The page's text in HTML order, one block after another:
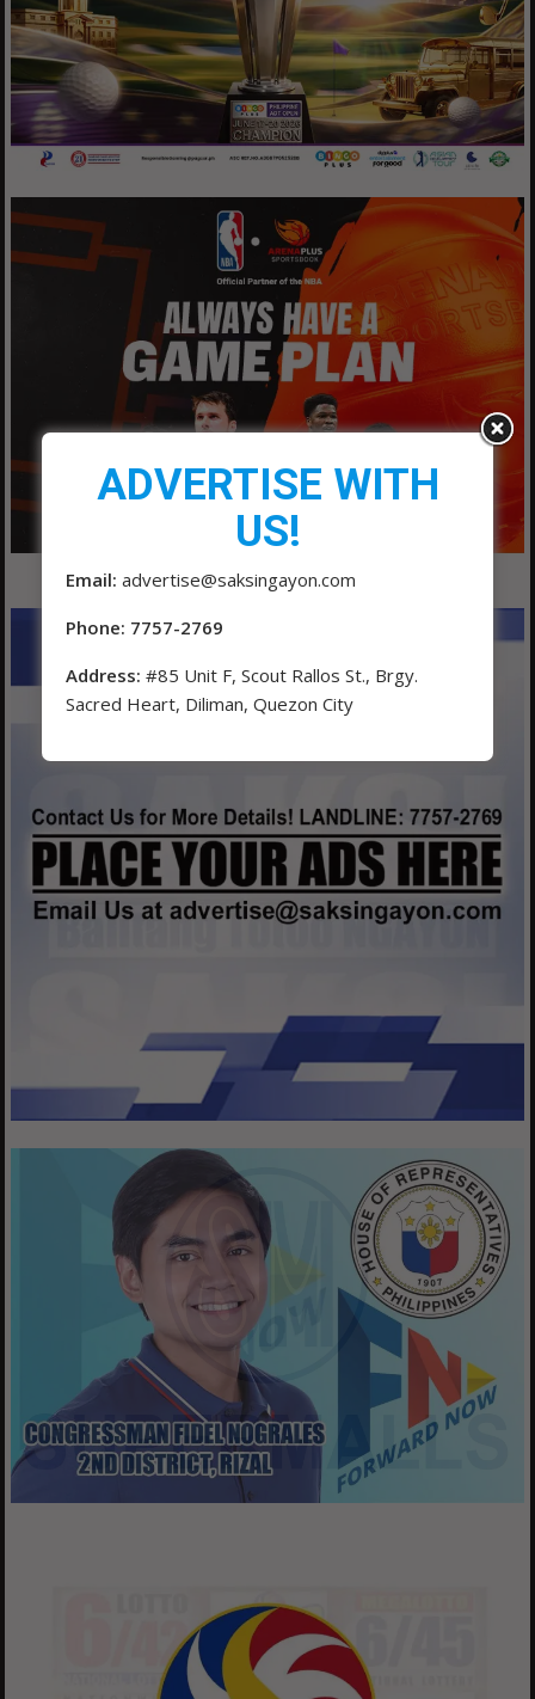
ADVERTISE WITH
US!
Email: advertise@saksingayon.com
Phone: 7757-2769
Address: #85 Unit F, Scout Rallos St., Brgy.
Sacred Heart, Diliman, Quezon City